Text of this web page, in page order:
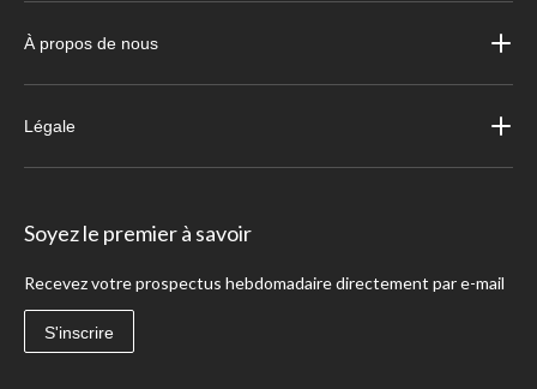
À propos de nous
Légale
Soyez le premier à savoir
Recevez votre prospectus hebdomadaire directement par e-mail
S'inscrire